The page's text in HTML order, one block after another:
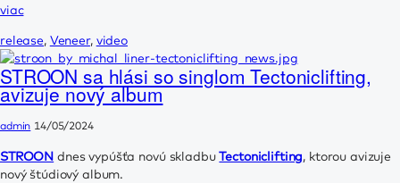
viac
release, Veneer, video
STROON sa hlási so singlom Tectoniclifting,
avizuje nový album
admin 14/05/2024
STROON dnes vypúšťa novú skladbuTectoniclifting, ktorou avizuje
nový štúdiový album.